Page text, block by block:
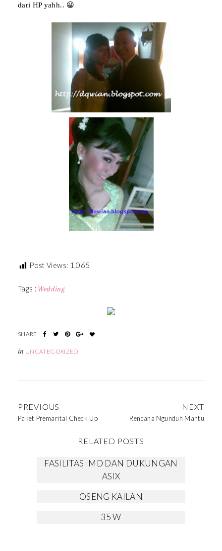
dari HP yahh.. 😀
Post Views: 1,065
Tags : Wedding
in UNCATEGORIZED
PREVIOUS
Paket Premarital Check Up
NEXT
Rencana Ngunduh Mantu
RELATED POSTS
FASILITAS IMD DAN DUKUNGAN
ASIX
OSENG KAILAN
35 W